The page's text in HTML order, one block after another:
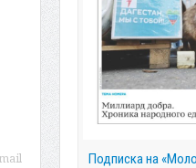
Подписка на